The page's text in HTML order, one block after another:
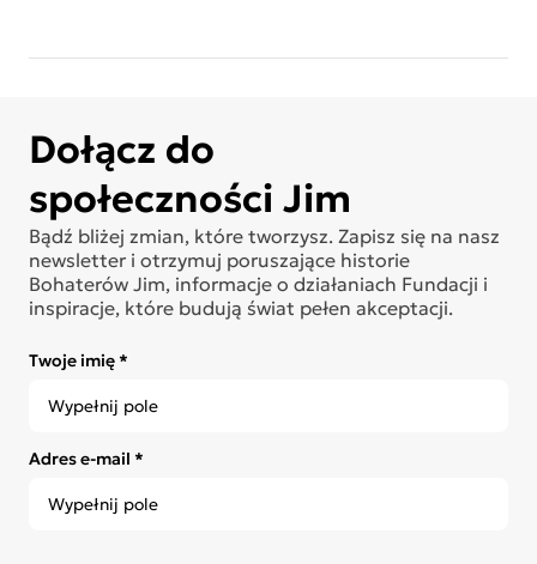
Dołącz do
społeczności Jim
Bądź bliżej zmian, które tworzysz. Zapisz się na nasz
newsletter i otrzymuj poruszające historie
Bohaterów Jim, informacje o działaniach Fundacji i
inspiracje, które budują świat pełen akceptacji.
Twoje imię *
Adres e-mail *